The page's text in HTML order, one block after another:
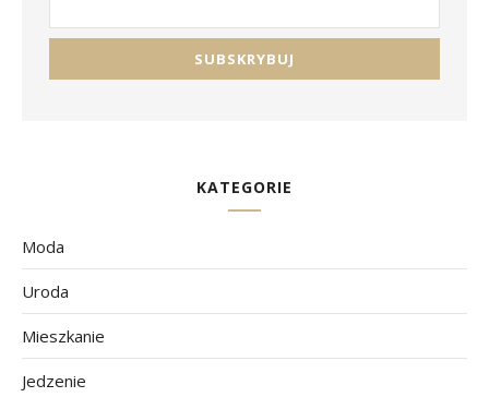
KATEGORIE
Moda
Uroda
Mieszkanie
Jedzenie